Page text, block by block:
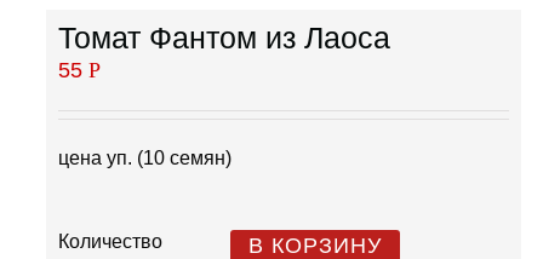
Томат Фантом из Лаоса
55 Р
цена уп. (10 семян)
Количество
В КОРЗИНУ